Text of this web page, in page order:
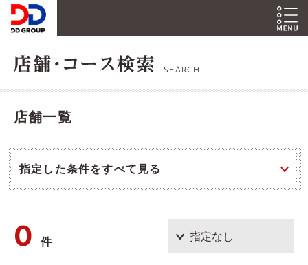
SEARCH
店舗一覧
指定した条件をすべて見る
0件